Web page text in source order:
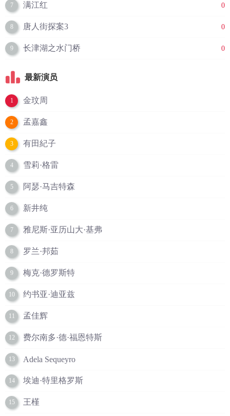
7 满江红 0
8 唐人街探案3 0
9 长津湖之水门桥 0
最新演员
1 金玟周
2 孟嘉鑫
3 有田紀子
4 雪莉·格雷
5 阿瑟·马吉特森
6 新井纯
7 雅尼斯·亚历山大·基弗
8 罗兰·邦茹
9 梅克·德罗斯特
10 约书亚·迪亚兹
11 孟佳辉
12 费尔南多·德·福恩特斯
13 Adela Sequeyro
14 埃迪·特里格罗斯
15 王槿